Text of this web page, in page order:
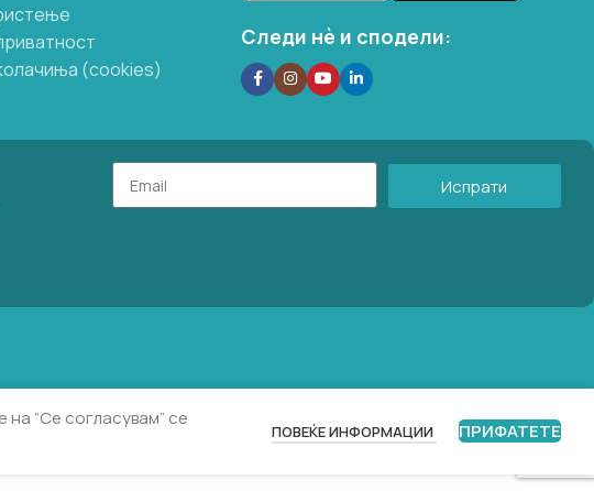
(cookies)
Следи нѐ и сподели:
Испрати
“Се согласувам” се
ПОВЕЌЕ ИНФОРМАЦИИ ПРИФАТЕТЕ